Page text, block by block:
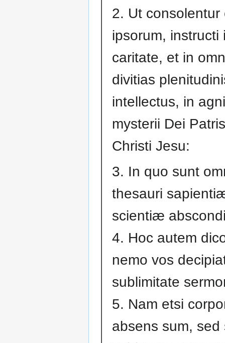
2. Ut consolentur
ipsorum, instructi
caritate, et in
divitias
intellectus, in
mysterii Dei
Christi Jesu:
3. In quo sunt
thesauri
scientiæ
4. Hoc autem
nemo vos
sublimitate
5. Nam etsi
absens sum, sed